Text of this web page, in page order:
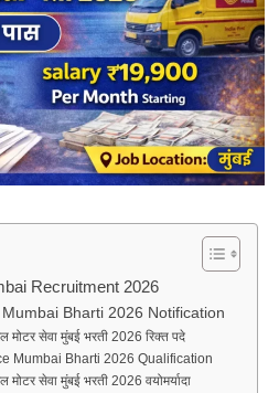
Recruitment 2026
Bharti 2026 Notification
मोटर सेवा मुंबई भरती 2026 रिक्त पदे
Mumbai Bharti 2026 Qualification
मोटर सेवा मुंबई भरती 2026 वयोमर्यादा